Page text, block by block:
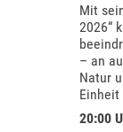
Mit
2026“
– an
Natur
Einheit
20:00